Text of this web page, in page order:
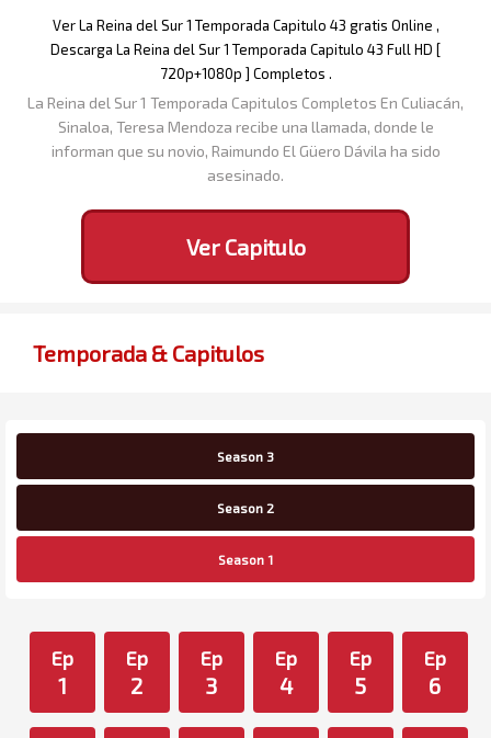
Ver La Reina del Sur 1 Temporada Capitulo 43 gratis Online ,
Descarga La Reina del Sur 1 Temporada Capitulo 43 Full HD [
720p+1080p ] Completos .
La Reina del Sur 1 Temporada Capitulos Completos En Culiacán,
Sinaloa, Teresa Mendoza recibe una llamada, donde le
informan que su novio, Raimundo El Güero Dávila ha sido
asesinado.
Ver Capitulo
Temporada & Capitulos
Season 3
Season 2
Season 1
Ep
1
Ep
2
Ep
3
Ep
4
Ep
5
Ep
6